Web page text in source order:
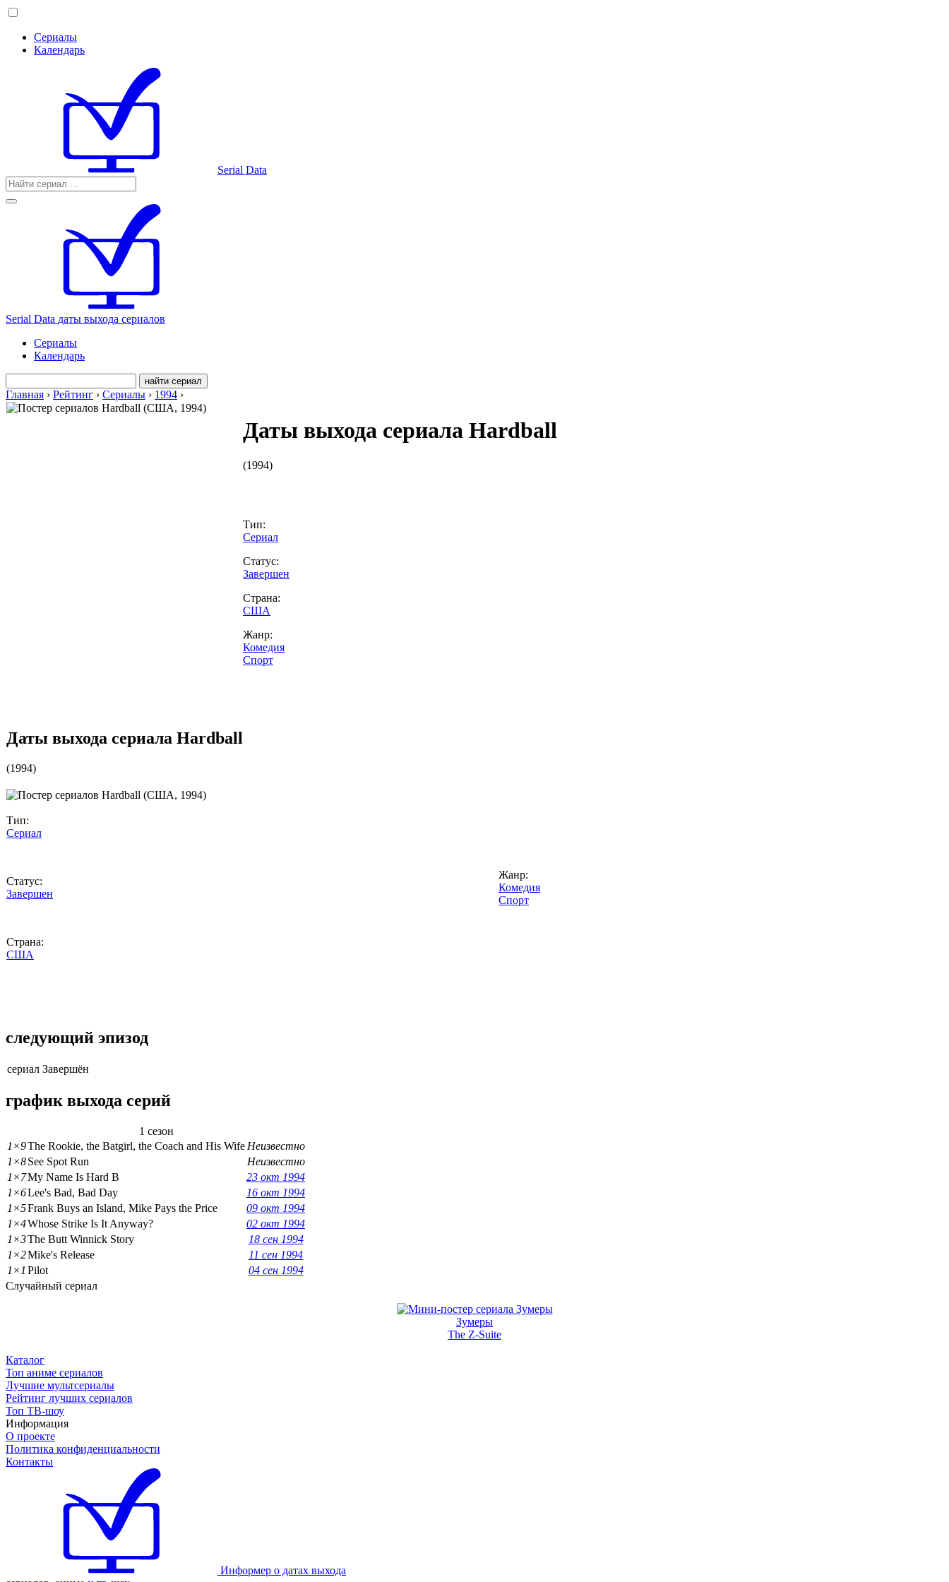
Сериалы
Календарь
Serial Data
Serial Data даты выхода сериалов
Сериалы
Календарь
Главная › Рейтинг › Сериалы › 1994 ›
Даты выхода сериала Hardball
(1994)
Тип:
Сериал
Статус:
Завершен
Страна:
США
Жанр:
Комедия
Спорт
Даты выхода сериала Hardball
(1994)
Тип:
Сериал
Статус:
Завершен
Страна:
США
Жанр:
Комедия
Спорт
следующий эпизод
сериал Завершён
график выхода серий
1 сезон
1×9The Rookie, the Batgirl, the Coach and His Wife Неизвестно
1×8See Spot Run
Неизвестно
1×7My Name Is Hard B
23 окт 1994
1×6Lee's Bad, Bad Day
16 окт 1994
1×5Frank Buys an Island, Mike Pays the Price
09 окт 1994
1×4Whose Strike Is It Anyway?
02 окт 1994
1×3The Butt Winnick Story
18 сен 1994
1×2Mike's Release
11 сен 1994
1×1 Pilot
04 сен 1994
Случайный сериал
Зумеры
The Z-Suite
Каталог
Топ аниме сериалов
Лучшие мультсериалы
Рейтинг лучших сериалов
Топ ТВ-шоу
Информация
О проекте
Политика конфиденциальности
Контакты
Информер о датах выхода